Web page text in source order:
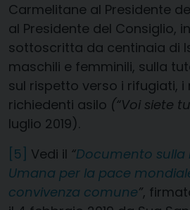
Carmelitane al Presidente
al Presidente del Consiglio,
sottoscritta da centinaia di
maschili e femminili, sulla
sul rispetto verso i rifugiati, i
richiedenti asilo (“Voi siete
luglio 2019).
[5] Vedi il “Documento sulla
Umana per la pace
convivenza comune”,